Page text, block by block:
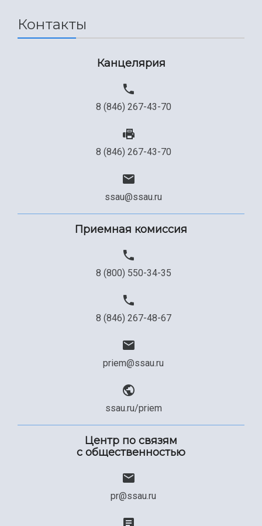
Контакты
Канцелярия
8 (846) 267-43-70
8 (846) 267-43-70
ssau@ssau.ru
Приемная комиссия
8 (800) 550-34-35
8 (846) 267-48-67
priem@ssau.ru
ssau.ru/priem
Центр по связям
с общественностью
pr@ssau.ru